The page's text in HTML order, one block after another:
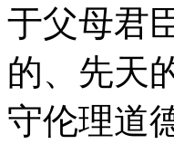
于父母君
的、先天
守伦理道